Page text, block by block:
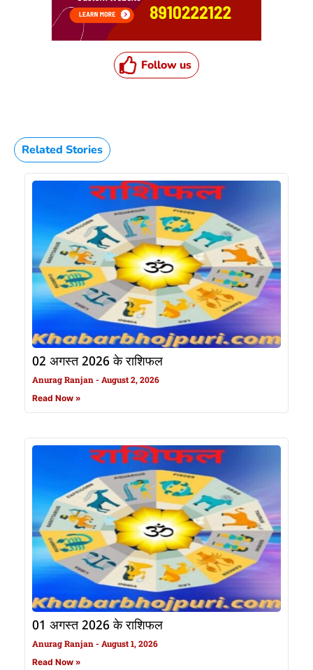
Follow us
Related Stories
02 अगस्त 2026 के राशिफल
Anurag Ranjan August 2, 2026
Read Now »
01 अगस्त 2026 के राशिफल
Anurag Ranjan August 1, 2026
Read Now »